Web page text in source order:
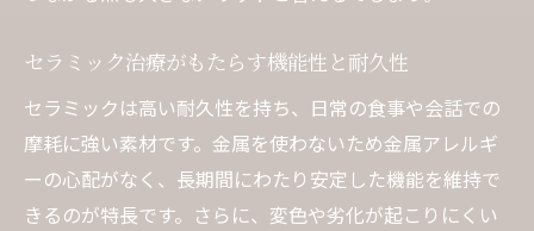
セラミック治療がもたらす機能性と耐久性
セラミックは高い耐久性を持ち、日常の食事や会話での
摩耗に強い素材です。金属を使わないため金属アレルギ
ーの心配がなく、長期間にわたり安定した機能を維持で
きるのが特長です。さらに、変色や劣化が起こりにくい